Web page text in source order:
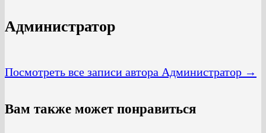
Администратор
Посмотреть все записи автора Администратор →
Вам также может понравиться